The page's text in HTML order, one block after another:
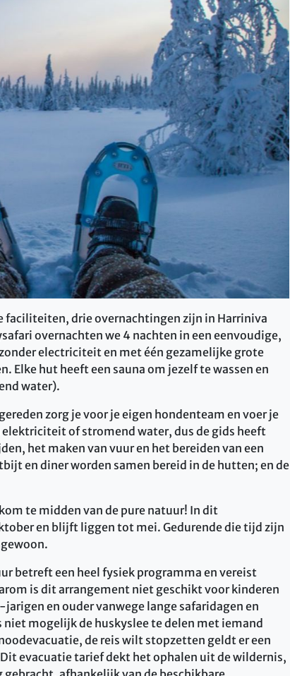
drie overnachtingen zijn in Harriniva
overnachten we 4 nachten in een eenvoudige,
electriciteit en met één gezamelijke grote
Elke hut heeft een sauna om jezelf te wassen en
water).
zorg je voor je eigen hondenteam en voer je
of stromend water, dus de gids heeft
het maken van vuur en het bereiden van een
en diner worden samen bereid in de hutten; en de
te midden van de pure natuur! In dit
en blijft liggen tot mei. Gedurende die tijd zijn
betreft een heel fysiek programma en vereist
is dit arrangement niet geschikt voor kinderen
jarigen en ouder vanwege lange safaridagen en
mogelijk de huskyslee te delen met iemand
de reis wilt stopzetten geldt er een
evacuatie tarief dekt het ophalen uit de wildernis,